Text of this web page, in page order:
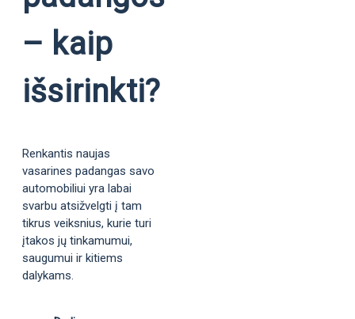
– kaip
išsirinkti?
Renkantis naujas
vasarines padangas savo
automobiliui yra labai
svarbu atsižvelgti į tam
tikrus veiksnius, kurie turi
įtakos jų tinkamumui,
saugumui ir kitiems
dalykams.